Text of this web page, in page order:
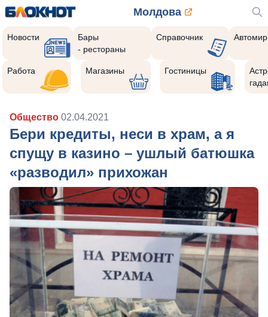
Молдова
Новости
Бары
- рестораны
Справочник Автомир
Работа Магазины Гостиницы
Общество 02.04.2021
Бери кредиты, неси в храм, а я
спущу в казино – ушлый батюшка
«разводил» прихожан